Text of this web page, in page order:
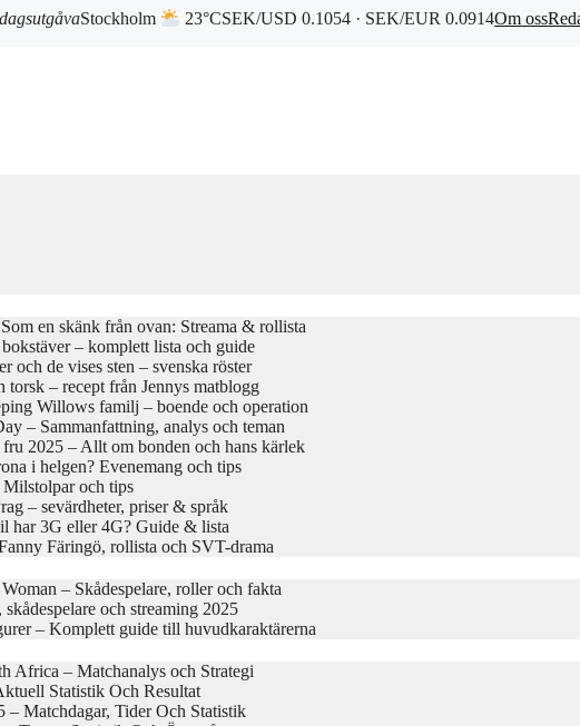
Stockholm 23°CSEK/USD 0.1054 · SEK/EUR 0.0914Om oss
en skänk från ovan: Streama & rollista
– komplett lista och guide
och de vises sten – svenska röster
torsk – recept från Jennys matblogg
Willows familj – boende och operation
– Sammanfattning, analys och teman
2025 – Allt om bonden och hans kärlek
i helgen? Evenemang och tips
och tips
– sevärdheter, priser & språk
har 3G eller 4G? Guide & lista
Färingö, rollista och SVT-drama
– Skådespelare, roller och fakta
och streaming 2025
– Komplett guide till huvudkaraktärerna
Africa – Matchanalys och Strategi
Statistik Och Resultat
– Matchdagar, Tider Och Statistik